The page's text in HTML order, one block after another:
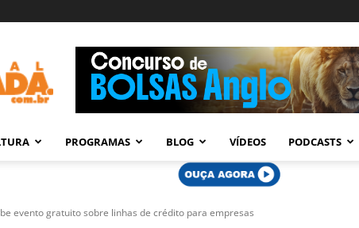
PROGRAMAS BLOG VÍDEOS PODCASTS
evento gratuito sobre linhas de crédito para empresas